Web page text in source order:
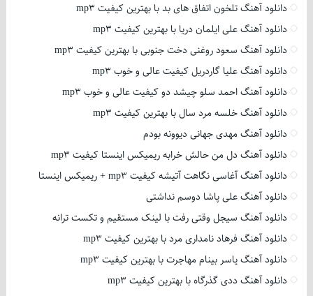
دانلود آهنگ تلخون اتفاق های بد با بهترین کیفیت mp3
دانلود آهنگ علی ایلمان دریا با بهترین کیفیت mp3
دانلود آهنگ سعود روغنی دخت جنوبی با بهترین کیفیت mp3
دانلود آهنگ علیا گاردریل کیفیت عالی و خوب mp3
دانلود آهنگ احمد سلو چیشد دو کیفیت عالی و خوب mp3
دانلود آهنگ خلسه مرد سال با بهترین کیفیت mp3
دانلود آهنگ مهدی جهانی دیوونه بودم
دانلود آهنگ دل من حالش خرابه ریمیکس اینستا کیفیت mp3
دانلود آهنگ آغاسی نگاهت آتیشه کیفیت mp3 + ریمیکس اینستا
دانلود آهنگ علی پاشا دوسم نداشتی
دانلود آهنگ سیجل وقتی رفت با لینک مستقیم و تکست ترانه
دانلود آهنگ فرهاد نامداری مرد با بهترین کیفیت mp3
دانلود آهنگ یاسر بینام مهاجرت با بهترین کیفیت mp3
دانلود آهنگ ددی گذرگاه با بهترین کیفیت mp3